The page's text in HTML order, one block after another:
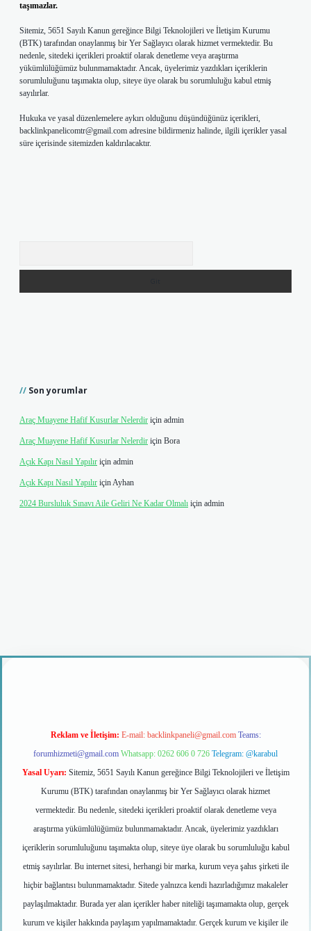
taşımazlar.
Sitemiz, 5651 Sayılı Kanun gereğince Bilgi Teknolojileri ve İletişim Kurumu
(BTK) tarafından onaylanmış bir Yer Sağlayıcı olarak hizmet vermektedir. Bu
nedenle, sitedeki içerikleri proaktif olarak denetleme veya araştırma
yükümlülüğümüz bulunmamaktadır. Ancak, üyelerimiz yazdıkları içeriklerin
sorumluluğunu taşımakta olup, siteye üye olarak bu sorumluluğu kabul etmiş
sayılırlar.
Hukuka ve yasal düzenlemelere aykırı olduğunu düşündüğünüz içerikleri,
backlinkpanelicomtr@gmail.com adresine bildirmeniz halinde, ilgili içerikler yasal
süre içerisinde sitemizden kaldırılacaktır.
Son yorumlar
Araç Muayene Hafif Kusurlar Nelerdir için admin
Araç Muayene Hafif Kusurlar Nelerdir için Bora
Açık Kapı Nasıl Yapılır için admin
Açık Kapı Nasıl Yapılır içinAyhan
2024 Bursluluk Sınavı Aile Geliri Ne Kadar Olmalı için admin
giriş
Reklam ve İletişim: E-mail: backlinkpaneli@gmail.com Teams:
forumhizmeti@gmail.com Whatsapp: 0262 606 0 726 Telegram: @karabul
Yasal Uyarı: Sitemiz, 5651 Sayılı Kanun gereğince Bilgi Teknolojileri ve İletişim
Kurumu (BTK) tarafından onaylanmış bir Yer Sağlayıcı olarak hizmet
vermektedir. Bu nedenle, sitedeki içerikleri proaktif olarak denetleme veya
araştırma yükümlülüğümüz bulunmamaktadır. Ancak, üyelerimiz yazdıkları
içeriklerin sorumluluğunu taşımakta olup, siteye üye olarak bu sorumluluğu kabul
etmiş sayılırlar. Bu internet sitesi, herhangi bir marka, kurum veya şahıs şirketi ile
hiçbir bağlantısı bulunmamaktadır. Sitede yalnızca kendi hazırladığımız makaleler
paylaşılmaktadır. Burada yer alan içerikler haber niteliği taşımamakta olup, gerçek
kurum ve kişiler hakkında paylaşım yapılmamaktadır. Gerçek kurum ve kişiler ile